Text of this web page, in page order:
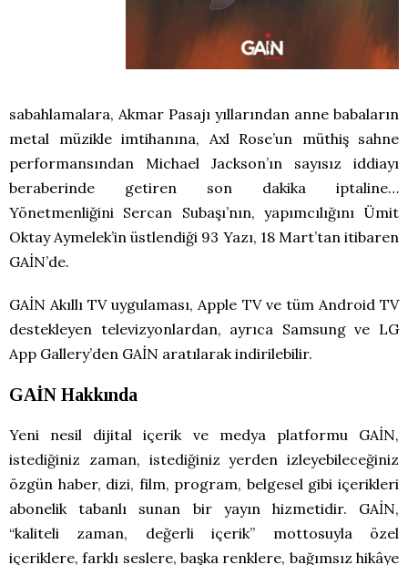
sabahlamalara, Akmar Pasajı yıllarından anne babaların
metal müzikle imtihanına, Axl Rose’un müthiş sahne
performansından Michael Jackson’ın sayısız iddiayı
beraberinde getiren son dakika iptaline…
Yönetmenliğini Sercan Subaşı’nın, yapımcılığını Ümit
Oktay Aymelek’in üstlendiği 93 Yazı, 18 Mart’tan itibaren
GAİN’de.
GAİN Akıllı TV uygulaması, Apple TV ve tüm Android TV
destekleyen televizyonlardan, ayrıca Samsung ve LG
App Gallery’den GAİN aratılarak indirilebilir.
GAİN Hakkında
Yeni nesil dijital içerik ve medya platformu GAİN,
istediğiniz zaman, istediğiniz yerden izleyebileceğiniz
özgün haber, dizi, film, program, belgesel gibi içerikleri
abonelik tabanlı sunan bir yayın hizmetidir. GAİN,
“kaliteli zaman, değerli içerik” mottosuyla özel
içeriklere, farklı seslere, başka renklere, bağımsız hikâye